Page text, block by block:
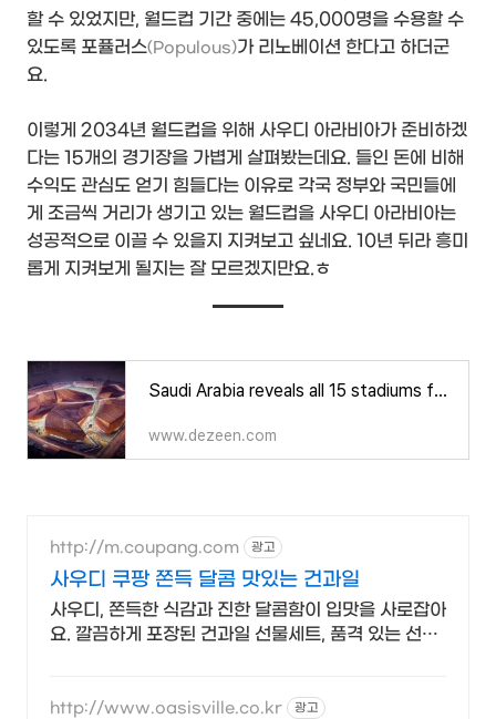
할 수 있었지만, 월드컵 기간 중에는 45,000명을 수용할 수
있도록 포퓰러스(Populous)가 리노베이션 한다고 하더군
요.
이렇게 2034년 월드컵을 위해 사우디 아라비아가 준비하겠
다는 15개의 경기장을 가볍게 살펴봤는데요. 들인 돈에 비해
수익도 관심도 얻기 힘들다는 이유로 각국 정부와 국민들에
게 조금씩 거리가 생기고 있는 월드컵을 사우디 아라비아는
성공적으로 이끌 수 있을지 지켜보고 싶네요. 10년 뒤라 흥미
롭게 지켜보게 될지는 잘 모르겠지만요.ㅎ
Saudi Arabia reveals all 15 stadiums for the 2034 World Cup
www.dezeen.com
http://m.coupang.com 광고
사우디 쿠팡 쫀득 달콤 맛있는 건과일
사우디, 쫀득한 식감과 진한 달콤함이 입맛을 사로잡아
요. 깔끔하게 포장된 건과일 선물세트, 품격 있는 선물
http://www.oasisville.co.kr 광고